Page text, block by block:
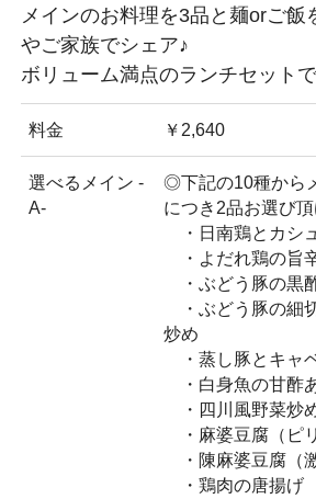
メインのお料理を3品と麺orご飯
やご家族でシェア♪
ボリューム満点のランチセットで
料金 ￥2,640
選べるメイン -
A-
◎下記の10種から
につき2品お選び
・日南鶏とカシ
・よだれ鶏の旨
・ぶどう豚の黒
・ぶどう豚の細
炒め
・蒸し豚とキャ
・白身魚の甘酢
・四川風野菜炒
・麻婆豆腐（ピ
・陳麻婆豆腐（
・鶏肉の唐揚げ